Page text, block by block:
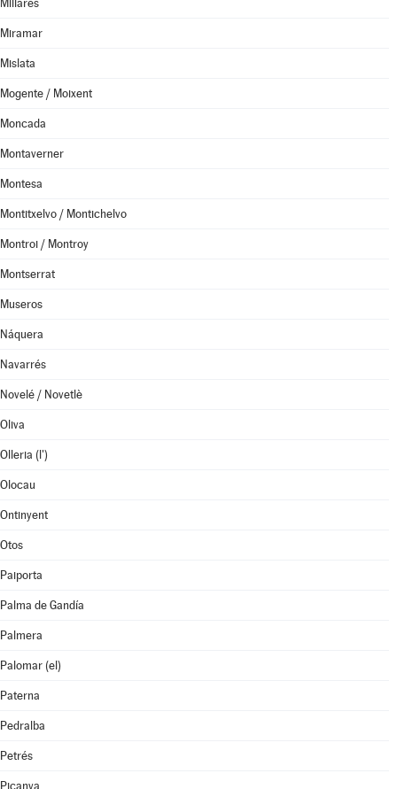
Millares
Miramar
Mislata
Mogente / Moixent
Moncada
Montaverner
Montesa
Montitxelvo / Montichelvo
Montroi / Montroy
Montserrat
Museros
Náquera
Navarrés
Novelé / Novetlè
Oliva
Olleria (l')
Olocau
Ontinyent
Otos
Paiporta
Palma de Gandía
Palmera
Palomar (el)
Paterna
Pedralba
Petrés
Picanya